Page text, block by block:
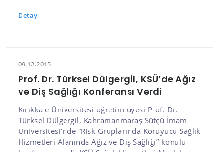
Detay
09.12.2015
Prof. Dr. Türksel Dülgergil, KSÜ’de Ağız
ve Diş Sağlığı Konferansı Verdi
Kırıkkale Üniversitesi öğretim üyesi Prof. Dr.
Türksel Dülgergil, Kahramanmaraş Sütçü İmam
Üniversitesi’nde “Risk Gruplarında Koruyucu Sağlık
Hizmetleri Alanında Ağız ve Diş Sağlığı” konulu